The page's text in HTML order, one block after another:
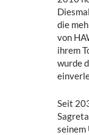
die
von
ihrem
wurde
Seit
seinem